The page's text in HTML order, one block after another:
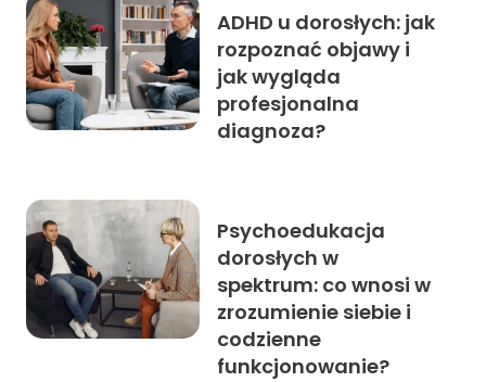
ADHD u dorosłych: jak
rozpoznać objawy i
jak wygląda
profesjonalna
diagnoza?
Psychoedukacja
dorosłych w
spektrum: co wnosi w
zrozumienie siebie i
codzienne
funkcjonowanie?